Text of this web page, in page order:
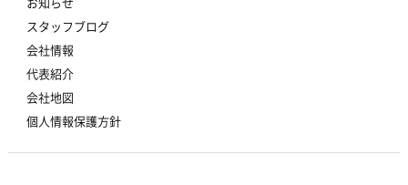
お知らせ
スタッフブログ
会社情報
代表紹介
会社地図
個人情報保護方針